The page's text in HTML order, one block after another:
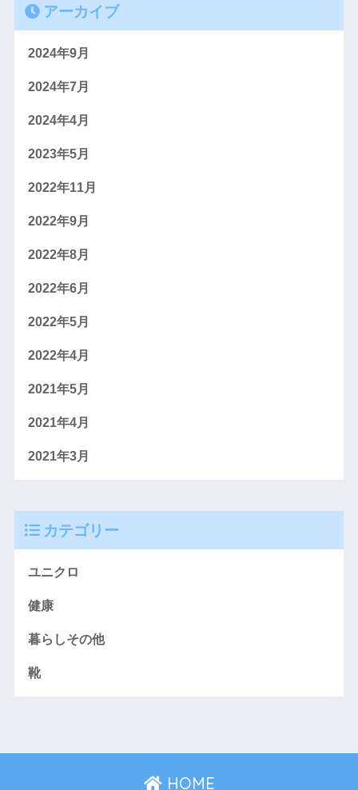
アーカイブ
2024年9月
2024年7月
2024年4月
2023年5月
2022年11月
2022年9月
2022年8月
2022年6月
2022年5月
2022年4月
2021年5月
2021年4月
2021年3月
カテゴリー
ユニクロ
健康
暮らしその他
靴
HOME